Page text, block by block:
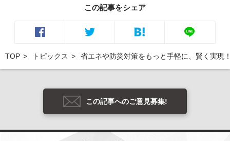
この記事をシェア
TOP トピックス 省エネや防災対策をもっと手軽に、賢く実現
この記事へのご意見募集!